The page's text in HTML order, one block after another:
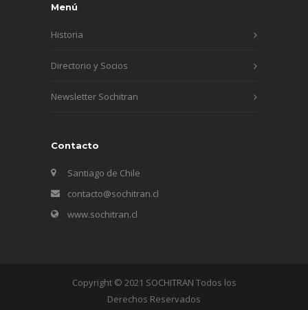
Menú
Historia
Directorio y Socios
Newsletter Sochitran
Contacto
Santiago de Chile
contacto@sochitran.cl
www.sochitran.cl
Copyright © 2021 SOCHITRAN Todos los
Derechos Reservados